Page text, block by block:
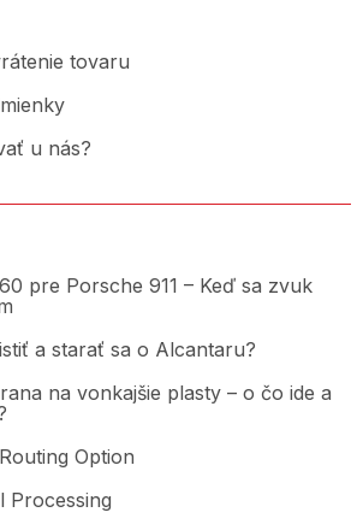
tovaru
u nás?
pre Porsche 911 – Keď sa zvuk
a starať sa o Alcantaru?
na vonkajšie plasty – o čo ide a
Option
Processing